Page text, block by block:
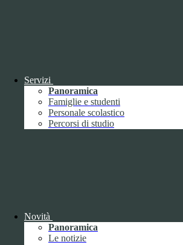
Servizi
Panoramica
Famiglie e studenti
Personale scolastico
Percorsi di studio
Novità
Panoramica
Le notizie
Bandi di concorso
tabelle)
Performance1
Sistema di misurazione e
performance